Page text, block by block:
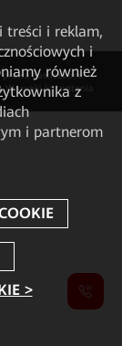
zastrzeżone.
Warunki korzystania
treści i reklam,
i
również
z
i partnerom
>